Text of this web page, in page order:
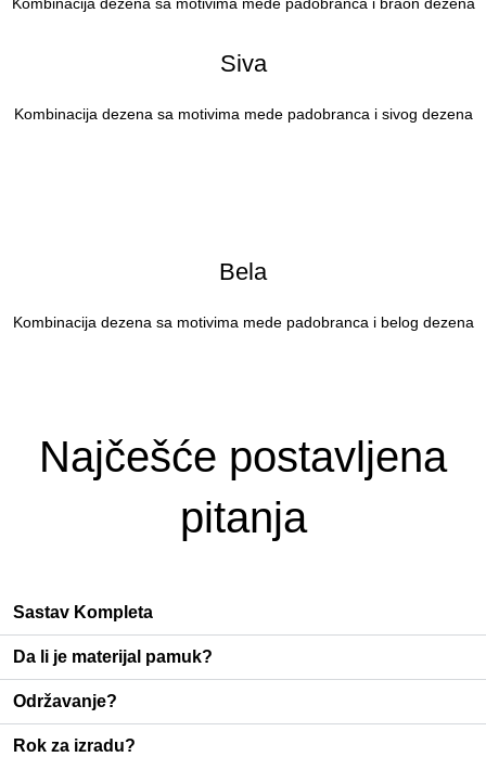
Kombinacija dezena sa motivima mede padobranca i braon dezena
Siva
Kombinacija dezena sa motivima mede padobranca i sivog dezena
Bela
Kombinacija dezena sa motivima mede padobranca i belog dezena
Najčešće postavljena
pitanja
Sastav Kompleta
Da li je materijal pamuk?
Održavanje?
Rok za izradu?